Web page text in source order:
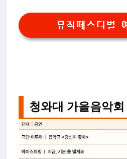
뮤직페스티벌
청와대 가을음악회